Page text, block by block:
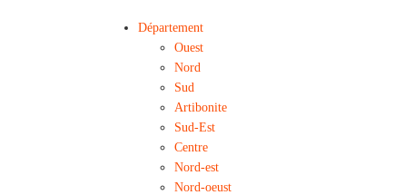
Département
Ouest
Nord
Sud
Artibonite
Sud-Est
Centre
Nord-est
Nord-oeust